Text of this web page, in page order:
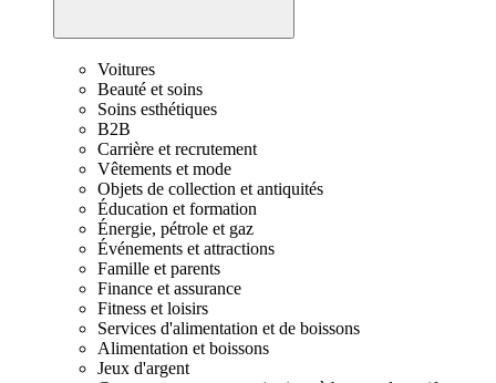
Voitures
Beauté et soins
Soins esthétiques
B2B
Carrière et recrutement
Vêtements et mode
Objets de collection et antiquités
Éducation et formation
Énergie, pétrole et gaz
Événements et attractions
Famille et parents
Finance et assurance
Fitness et loisirs
Services d'alimentation et de boissons
Alimentation et boissons
Jeux d'argent